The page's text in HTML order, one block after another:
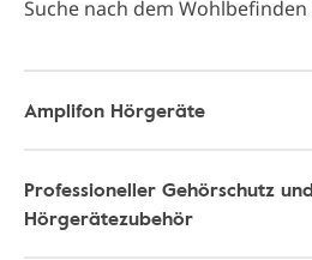
Suche nach dem
Amplifon Hörgeräte
Professioneller Gehörschutz und
Hörgerätezubehör